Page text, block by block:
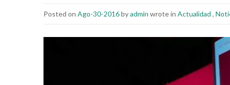
Posted on Ago-30-2016byadmin wrote in Actualidad ,